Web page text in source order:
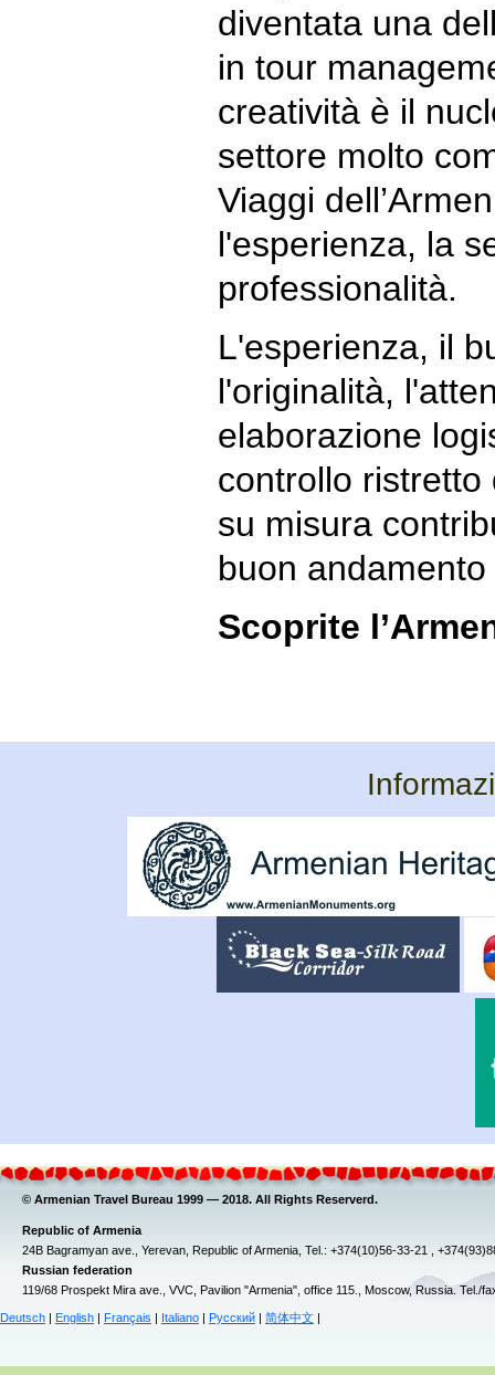
diventata una
in tour
creatività è il
settore molto
Viaggi
l'esperienza, la
professionalità.
L'esperienza, il
l'originalità,
elaborazione
controllo
su misura
buon
Scoprite
© Armenian Travel Bureau 1999 — 2018. All Rights Reserverd.
Republic of Armenia
24B Bagramyan ave., Yerevan, Republic of Armenia, Tel.: +374(10)56-33-21 ,
Russian federation
119/68 Prospekt Mira ave., VVC, Pavilion "Armenia", office 115., Moscow, Russia. Tel./
Deutsch English Français Italiano Русский 简体中文